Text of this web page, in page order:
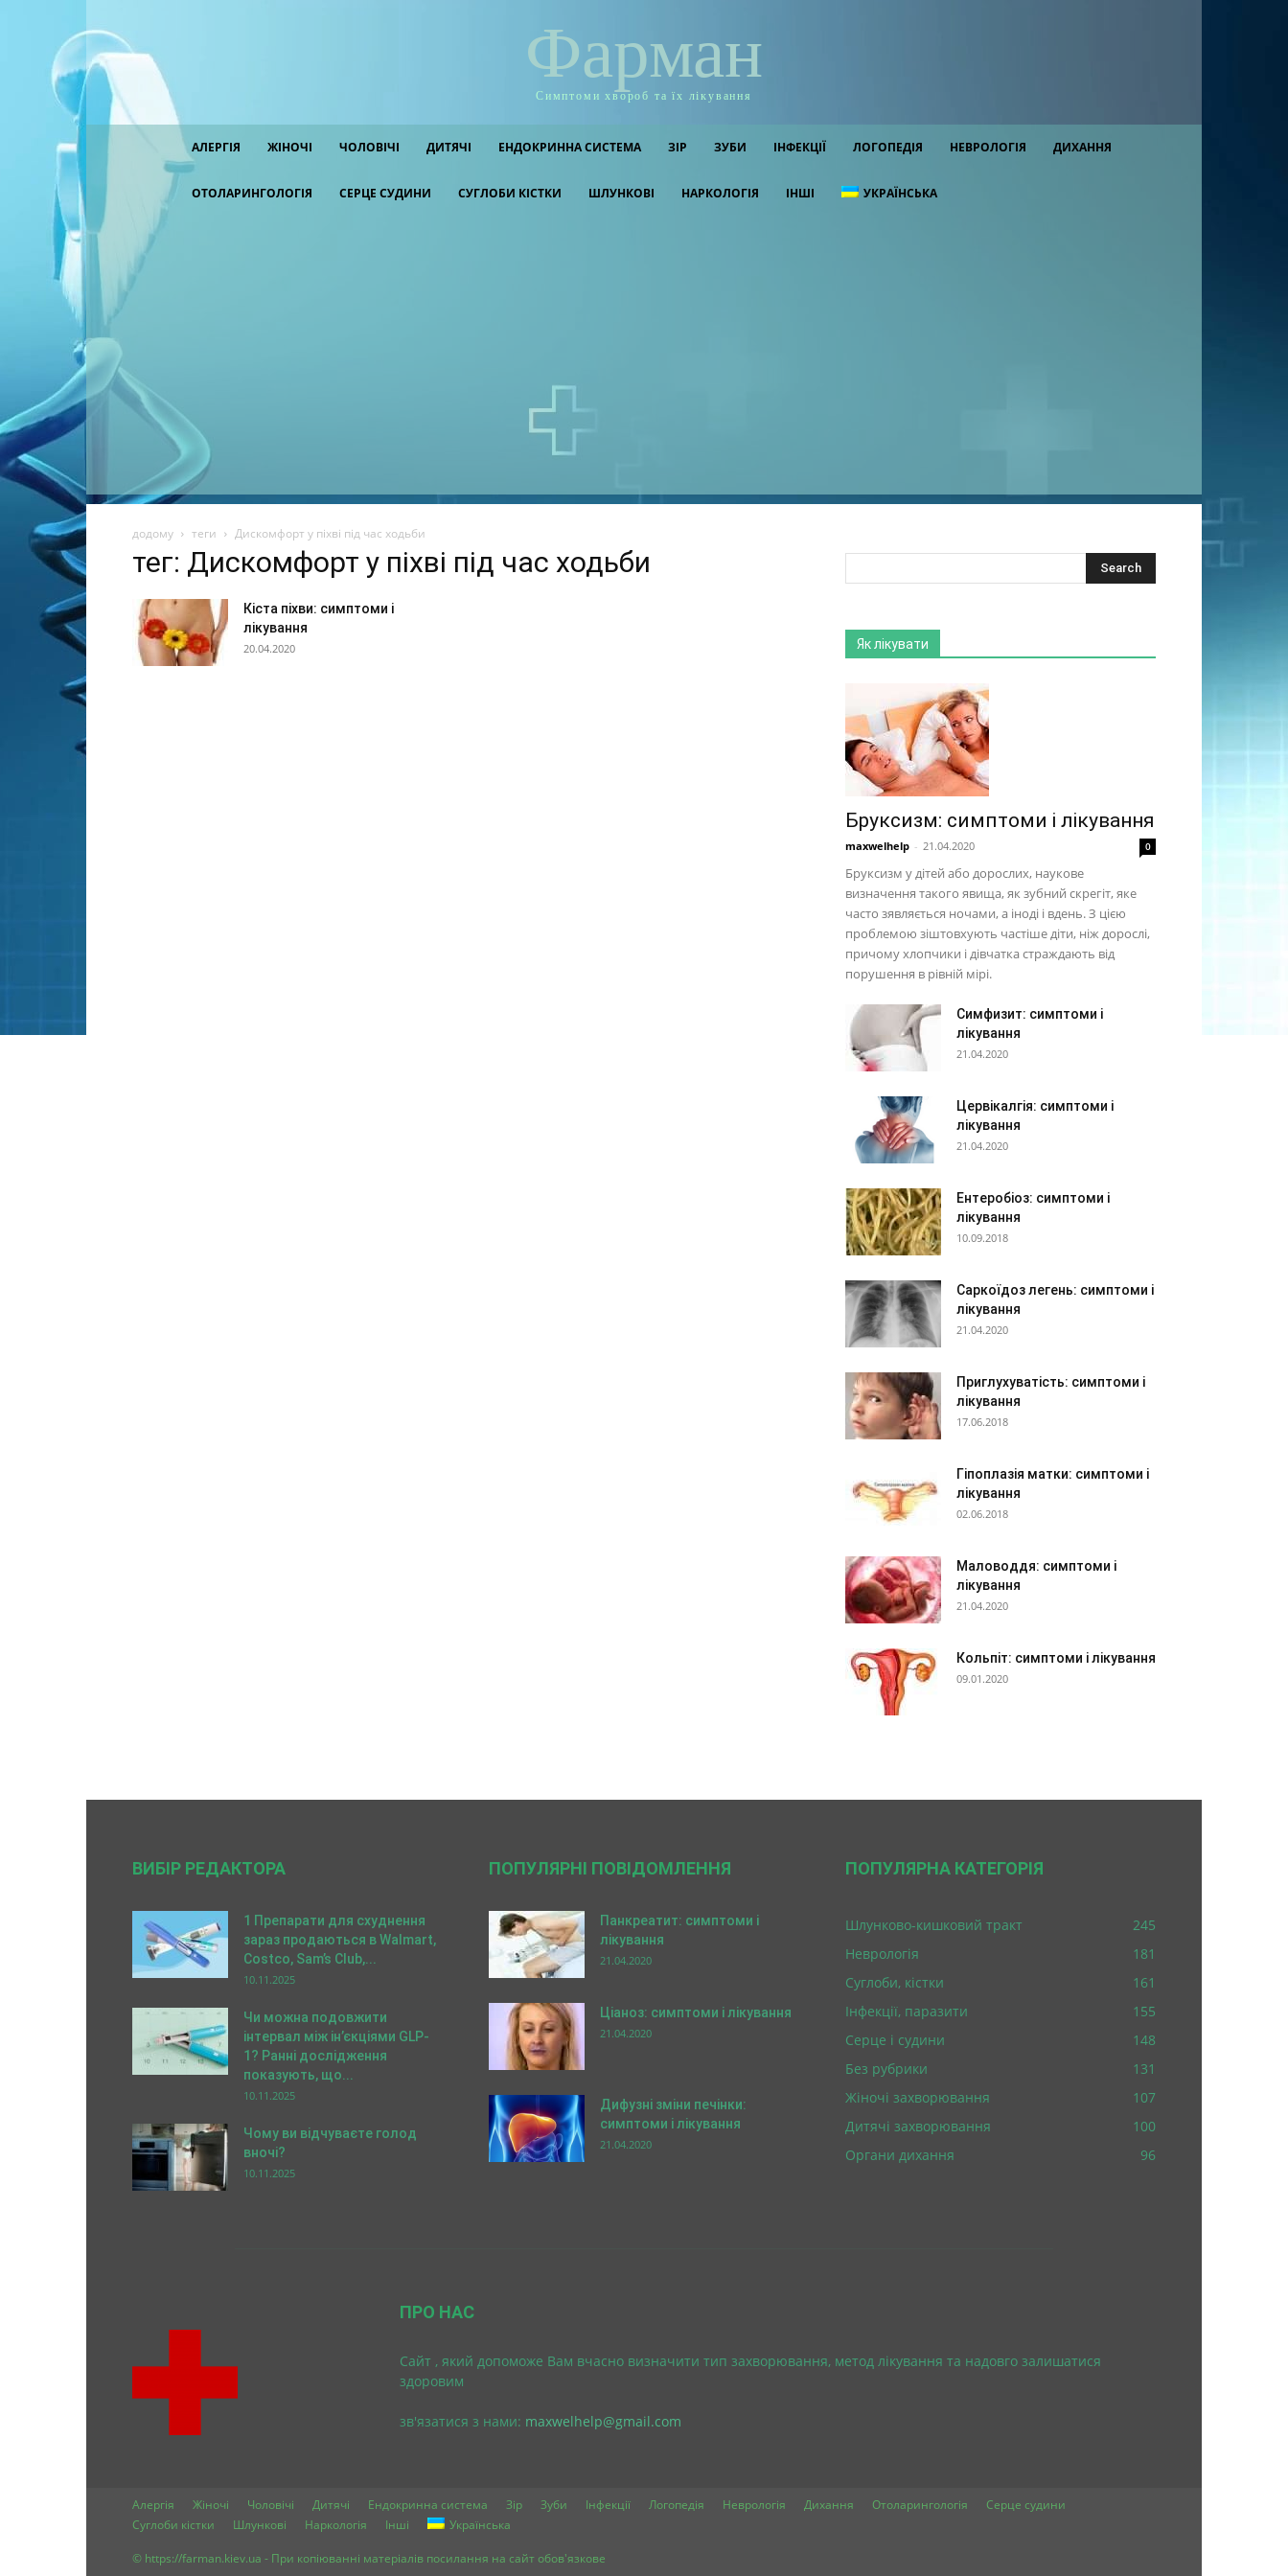
Фарман
Симптоми хвороб та їх лікування
АЛЕРГІЯ ЖІНОЧІ ЧОЛОВІЧІ ДИТЯЧІ ЕНДОКРИННА СИСТЕМА ЗІР ЗУБИ ІНФЕКЦІЇ ЛОГОПЕДІЯ НЕВРОЛОГІЯ ДИХАННЯ
ОТОЛАРИНГОЛОГІЯ СЕРЦЕ СУДИНИ СУГЛОБИ КІСТКИ ШЛУНКОВІ НАРКОЛОГІЯ ІНШІ УКРАЇНСЬКА
додому теги Дискомфорт у піхві під час ходьби
тег: Дискомфорт у піхві під час ходьби
Кіста піхви: симптоми і
лікування
20.04.2020 Як лікувати
Бруксизм: симптоми і лікування
maxwelhelp - 21.04.2020 0
Бруксизм у дітей або дорослих, наукове
визначення такого явища, як зубний скрегіт, яке
часто зявляється ночами, а іноді і вдень. З цією
проблемою зіштовхують частіше діти, ніж дорослі,
причому хлопчики і дівчатка страждають від
порушення в рівній мірі.
Симфизит: симптоми і
лікування
21.04.2020
Цервікалгія: симптоми і
лікування
21.04.2020
Ентеробіоз: симптоми і
лікування
10.09.2018
Саркоїдоз легень: симптоми і
лікування
21.04.2020
Приглухуватість: симптоми і
лікування
17.06.2018
Гіпоплазія матки: симптоми і
лікування
02.06.2018
Маловоддя: симптоми і
лікування
21.04.2020
Кольпіт: симптоми і лікування
09.01.2020
ВИБІР РЕДАКТОРА
1 Препарати для схуднення
зараз продаються в Walmart,
Costco, Sam’s Club,...
10.11.2025
Чи можна подовжити
інтервал між ін’єкціями GLP-
1? Ранні дослідження
показують, що...
10.11.2025
Чому ви відчуваєте голод
вночі?
10.11.2025
ПОПУЛЯРНІ ПОВІДОМЛЕННЯ
Панкреатит: симптоми і
лікування
21.04.2020
Ціаноз: симптоми і лікування
21.04.2020
Дифузні зміни печінки:
симптоми і лікування
21.04.2020
ПОПУЛЯРНА КАТЕГОРІЯ
Шлунково-кишковий тракт
245
Неврологія
181
Суглоби, кістки
161
Інфекції, паразити
155
Серце і судини
148
Без рубрики
131
Жіночі захворювання
107
Дитячі захворювання
100
Органи дихання
96
ПРО НАС
Cайт , який допоможе Вам вчасно визначити тип захворювання, метод лікування та надовго залишатися
здоровим
зв'язатися з нами: maxwelhelp@gmail.com
Алергія Жіночі Чоловічі Дитячі Ендокринна система Зір Зуби Інфекції Логопедія Неврологія Дихання Отоларингологія
Серце судини
Суглоби кістки
Шлункові Наркологія Інші Українська
© https://farman.kiev.ua - При копіюванні матеріалів посилання на сайт обов'язкове